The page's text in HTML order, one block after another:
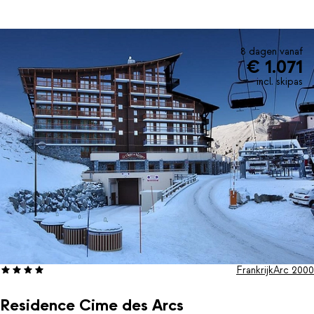
8 dagen vanaf
€ 1.071
incl. skipas
Residence Cime des Arcs
FrankrijkArc 2000